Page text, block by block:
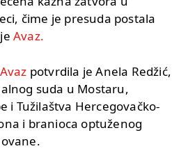
čime je presuda postala
Avaz.
Avaz potvrdila je Anela Redžić,
suda u Mostaru,
i Tužilaštva Hercegovačko-
i branioca optuženog